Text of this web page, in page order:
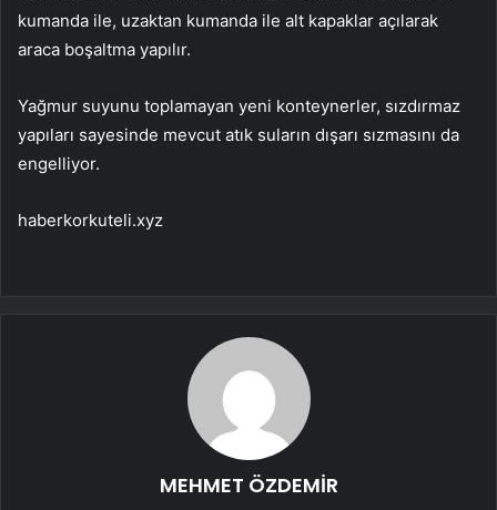
kumanda ile, uzaktan kumanda ile alt kapaklar açılarak
araca boşaltma yapılır.
Yağmur suyunu toplamayan yeni konteynerler, sızdırmaz
yapıları sayesinde mevcut atık suların dışarı sızmasını da
engelliyor.
haberkorkuteli.xyz
MEHMET ÖZDEMİR